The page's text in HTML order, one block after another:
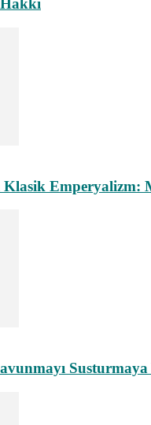
Klasik Emperyalizm:
Susturmaya